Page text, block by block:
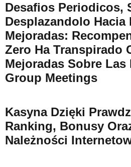
Desafios Periodicos,
Desplazandolo Hacia
Mejoradas:
Zero Ha Transpirado
Mejoradas Sobre Las
Group Meetings
Kasyna Dzięki
Ranking, Bonusy
Należności